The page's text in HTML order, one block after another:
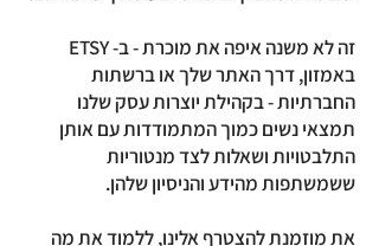
זה לא משנה איפה את מוכרת - ב- ETSY
באמזון, דרך האתר שלך או ברשתות
החברתיות - בקהילת יוצרות עסק שלנו
תמצאי נשים כמוך המתמודדות עם אותן
התלבטויות ושאלות לצד מנטוריות
ששמשתפות מהידע והניסיון שלהן.
את מוזמנת להצטרף אלינו, ללמוד את מה